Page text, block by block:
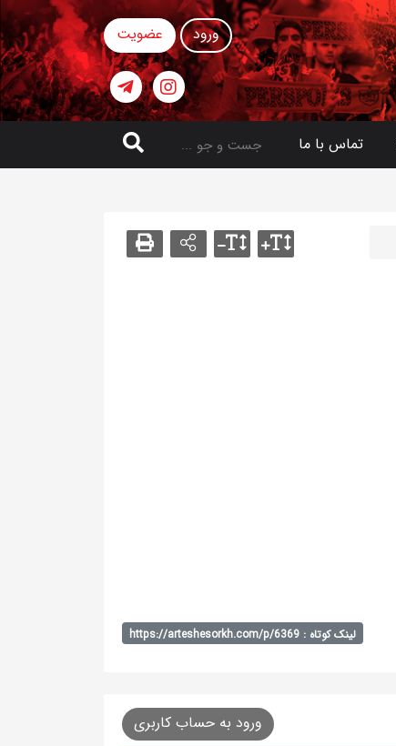
ورود عضویت
تماس با ما
لینک کوتاه : https://arteshesorkh.com/p/6369
ورود به حساب کاربری